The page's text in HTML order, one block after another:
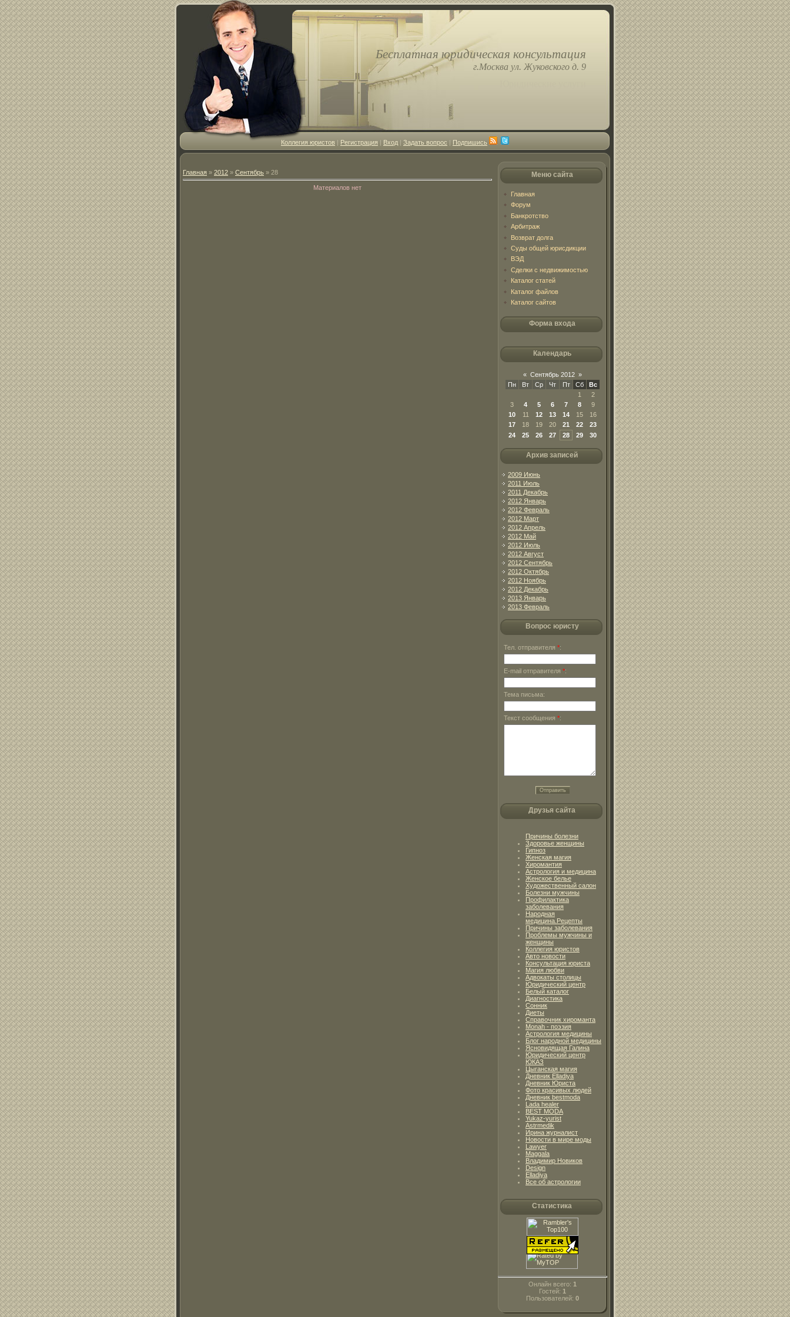
Бесплатная юридическая консультация
г.Москва ул. Жуковского д. 9
Коллегия юристов | Регистрация | Вход | Задать вопрос | Подпишись
Главная » 2012 » Сентябрь » 28
Материалов нет
Меню сайта
Главная
Форум
Банкротство
Арбитраж
Возврат долга
Суды общей юрисдикции
ВЭД
Сделки с недвижимостью
Каталог статей
Каталог файлов
Каталог сайтов
Форма входа
Календарь
« Сентябрь 2012 »
Пн
Вт Ср Чт Пт Сб
Вс
1
2
3
4 5 6 7 8
9
10
11 12 13 14 15
16
17
18 19 20 21 22
23
24
25 26 27 28 29 30
Архив записей
2009 Июнь
2011 Июль
2011 Декабрь
2012 Январь
2012 Февраль
2012 Март
2012 Апрель
2012 Май
2012 Июль
2012 Август
2012 Сентябрь
2012 Октябрь
2012 Ноябрь
2012 Декабрь
2013 Январь
2013 Февраль
Вопрос юристу
Тел. отправителя *:
E-mail отправителя *:
Тема письма:
Текст сообщения *:
Друзья сайта
Причины болезни
Здоровье женщины
Гипноз
Женская магия
Хиромантия
Астрология и медицина
Женское белье
Художественный салон
Болезни мужчины
Профилактика
заболевания
Народная
медицина.Рецепты
Причины заболевания
Проблемы мужчины и
женщины
Коллегия юристов
Авто новости
Консультация юриста
Магия любви
Адвокаты столицы
Юридический центр
Белый каталог
Диагностика
Сонник
Диеты
Справочник хироманта
Monah - поэзия
Астрология медицины
Блог народной медицины
Ясновидящая Галина
Юридический центр
ЮКАЗ
Цыганская магия
Дневник Elladiya
Дневник Юриста
Фото красивых людей
Дневник bestmoda
Lada healer
BEST MODA
Yukaz-yurist
Astrmedik
Ирина журналист
Новости в мире моды
Lawyer
Maggala
Владимир Новиков
Design
Elladiya
Все об астрологии
Статистика
Онлайн всего: 1
Гостей: 1
Пользователей: 0